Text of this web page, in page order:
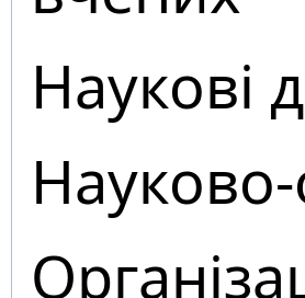
Наукові
Науково-